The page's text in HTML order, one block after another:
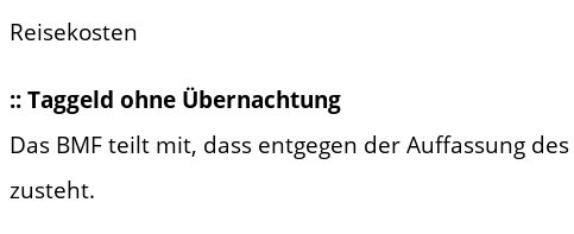
Reisekosten
:: Taggeld ohne Übernachtung
Das BMF teilt mit, dass entgegen der Auffassung
zusteht.